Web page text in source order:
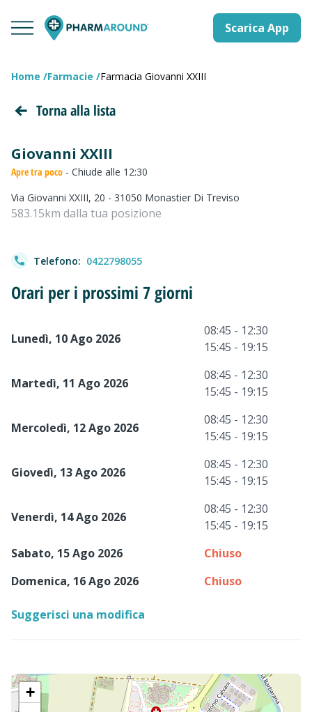
Scarica App
Home Farmacie Farmacia Giovanni XXIII
Torna alla lista
Giovanni XXIII
Apre tra poco - Chiude alle 12:30
Via Giovanni XXIII, 20 - 31050 Monastier Di Treviso
583.15km dalla tua posizione
Telefono: 0422798055
Orari per i prossimi 7 giorni
Lunedì, 10 Ago 2026
08:45 - 12:30
15:45 - 19:15
Martedì, 11 Ago 2026
08:45 - 12:30
15:45 - 19:15
Mercoledì, 12 Ago 2026
08:45 - 12:30
15:45 - 19:15
Giovedì, 13 Ago 2026
08:45 - 12:30
15:45 - 19:15
Venerdì, 14 Ago 2026
08:45 - 12:30
15:45 - 19:15
Sabato, 15 Ago 2026
Chiuso
Domenica, 16 Ago 2026
Chiuso
Suggerisci una modifica
+